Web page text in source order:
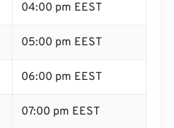
04:00 pm EEST
05:00 pm EEST
06:00 pm EEST
07:00 pm EEST